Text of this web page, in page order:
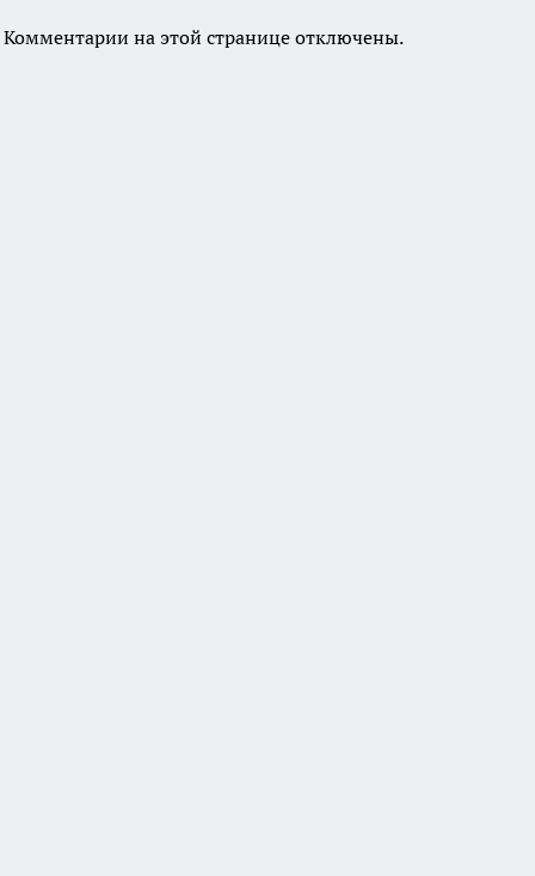
Комментарии на этой странице отключены.